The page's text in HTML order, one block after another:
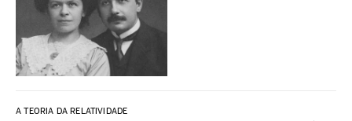
A TEORIA DA RELATIVIDADE